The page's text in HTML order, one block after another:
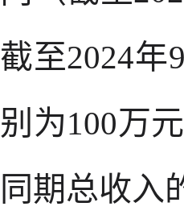
截至2024年
别为100万
同期总收入